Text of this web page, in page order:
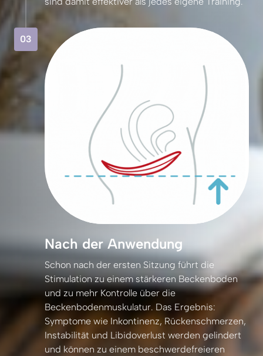
03
Nach der Anwendung
Schon nach der ersten Sitzung führt
Stimulation zu einem stärkeren
Beckenboden
und zu mehr Kontrolle über
die
Beckenbodenmuskulatur. Das
Symptome wie Inkontinenz,
Instabilität und Libidoverlust werden
und können zu einem